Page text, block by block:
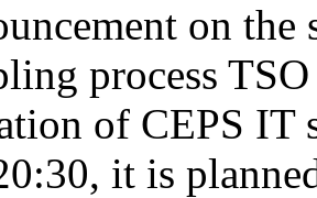
on
process
of CEPS IT
it is